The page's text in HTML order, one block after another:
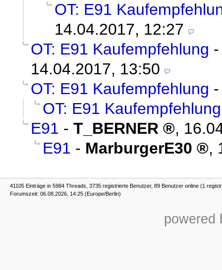
OT: E91
14.04.2017, 12:27
OT: E91 Kaufempfehlung
14.04.2017, 13:50
OT: E91 Kaufempfehlung
OT: E91 Kaufempfehlung
E91 - T_BERNER ,
E91 - MarburgerE30 ,
41105 Einträge in 5984 Threads, 3735 registrierte Benutzer, 89 Benutzer online (1
Forumszeit: 06.08.2026, 14:25 (Europe/Berlin)
powered